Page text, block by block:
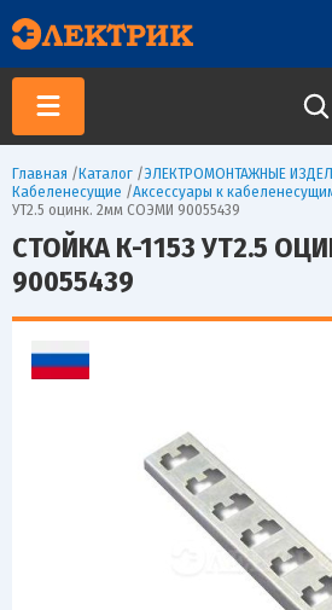
Главная /Каталог /ЭЛЕКТРОМОНТАЖНЫЕ
Кабеленесущие /Аксессуары к
УТ2.5 оцинк. 2мм СОЭМИ 90055439
СТОЙКА К-1153 УТ2.5
90055439